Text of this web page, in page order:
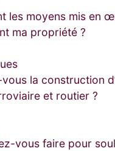
les moyens mis en
ma propriété ?
la construction
et routier ?
vous faire pour